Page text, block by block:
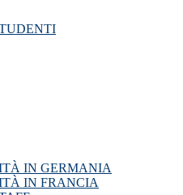
IN GERMANIA
IN FRANCIA